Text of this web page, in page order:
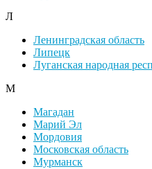
Л
Ленинградская область
Липецк
Луганская народная
М
Магадан
Марий Эл
Мордовия
Московская область
Мурманск